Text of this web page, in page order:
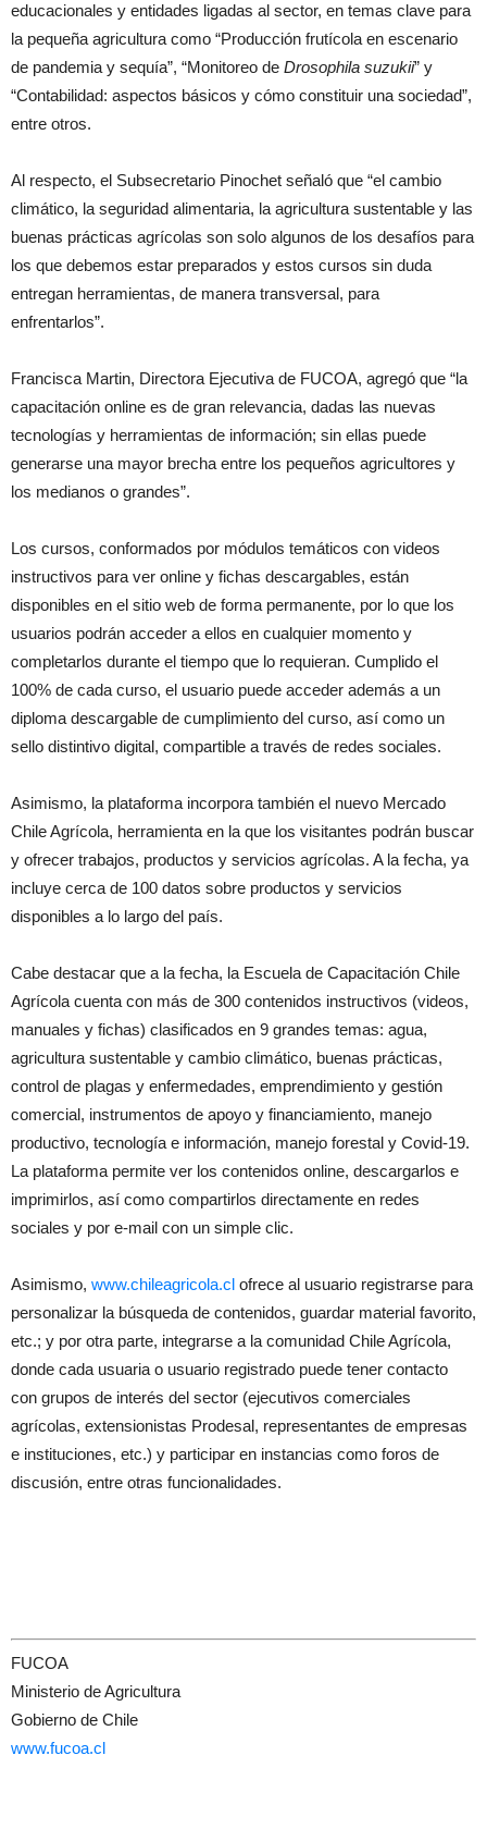
educacionales y entidades ligadas al sector, en temas clave para
la pequeña agricultura como “Producción frutícola en escenario
de pandemia y sequía”, “Monitoreo de Drosophila suzukii” y
“Contabilidad: aspectos básicos y cómo constituir una sociedad”,
entre otros.
Al respecto, el Subsecretario Pinochet señaló que “el cambio
climático, la seguridad alimentaria, la agricultura sustentable y las
buenas prácticas agrícolas son solo algunos de los desafíos para
los que debemos estar preparados y estos cursos sin duda
entregan herramientas, de manera transversal, para
enfrentarlos”.
Francisca Martin, Directora Ejecutiva de FUCOA, agregó que “la
capacitación online es de gran relevancia, dadas las nuevas
tecnologías y herramientas de información; sin ellas puede
generarse una mayor brecha entre los pequeños agricultores y
los medianos o grandes”.
Los cursos, conformados por módulos temáticos con videos
instructivos para ver online y fichas descargables, están
disponibles en el sitio web de forma permanente, por lo que los
usuarios podrán acceder a ellos en cualquier momento y
completarlos durante el tiempo que lo requieran. Cumplido el
100% de cada curso, el usuario puede acceder además a un
diploma descargable de cumplimiento del curso, así como un
sello distintivo digital, compartible a través de redes sociales.
Asimismo, la plataforma incorpora también el nuevo Mercado
Chile Agrícola, herramienta en la que los visitantes podrán buscar
y ofrecer trabajos, productos y servicios agrícolas. A la fecha, ya
incluye cerca de 100 datos sobre productos y servicios
disponibles a lo largo del país.
Cabe destacar que a la fecha, la Escuela de Capacitación Chile
Agrícola cuenta con más de 300 contenidos instructivos (videos,
manuales y fichas) clasificados en 9 grandes temas: agua,
agricultura sustentable y cambio climático, buenas prácticas,
control de plagas y enfermedades, emprendimiento y gestión
comercial, instrumentos de apoyo y financiamiento, manejo
productivo, tecnología e información, manejo forestal y Covid-19.
La plataforma permite ver los contenidos online, descargarlos e
imprimirlos, así como compartirlos directamente en redes
sociales y por e-mail con un simple clic.
Asimismo, www.chileagricola.cl ofrece al usuario registrarse para
personalizar la búsqueda de contenidos, guardar material favorito,
etc.; y por otra parte, integrarse a la comunidad Chile Agrícola,
donde cada usuaria o usuario registrado puede tener contacto
con grupos de interés del sector (ejecutivos comerciales
agrícolas, extensionistas Prodesal, representantes de empresas
e instituciones, etc.) y participar en instancias como foros de
discusión, entre otras funcionalidades.
FUCOA
Ministerio de Agricultura
Gobierno de Chile
www.fucoa.cl